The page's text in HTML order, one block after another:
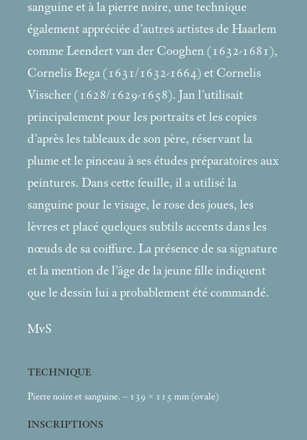
sanguine et à la pierre noire, une technique
également appréciée d’autres artistes de Haarlem
comme Leendert van der Cooghen (1632-1681),
Cornelis Bega (1631/1632-1664) et Cornelis
Visscher (1628/1629-1658). Jan l’utilisait
principalement pour les portraits et les copies
d’après les tableaux de son père, réservant la
plume et le pinceau à ses études préparatoires aux
peintures. Dans cette feuille, il a utilisé la
sanguine pour le visage, le rose des joues, les
lèvres et placé quelques subtils accents dans les
nœuds de sa coiffure. La présence de sa signature
et la mention de l’âge de la jeune fille indiquent
que le dessin lui a probablement été commandé.
MvS
TECHNIQUE
Pierre noire et sanguine. – 139 × 115 mm (ovale)
INSCRIPTIONS